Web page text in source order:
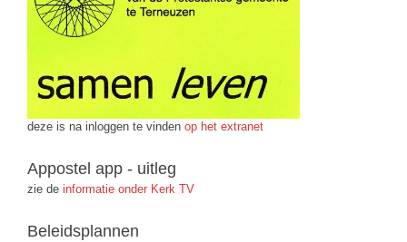
deze is na inloggen te vinden op het extranet
Appostel app - uitleg
zie de informatie onder Kerk TV
Beleidsplannen